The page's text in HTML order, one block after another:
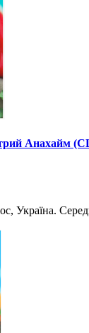
Анахайм
Україна.